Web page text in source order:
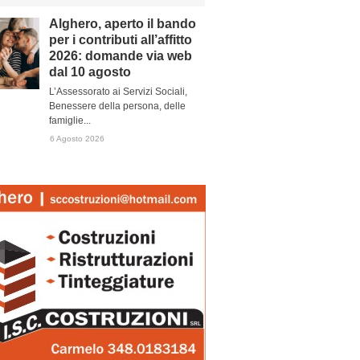
Alghero, aperto il bando
per i contributi all’affitto
2026: domande via web
dal 10 agosto
L’Assessorato ai Servizi Sociali,
Benessere della persona, delle
famiglie...
6 Agosto 2026